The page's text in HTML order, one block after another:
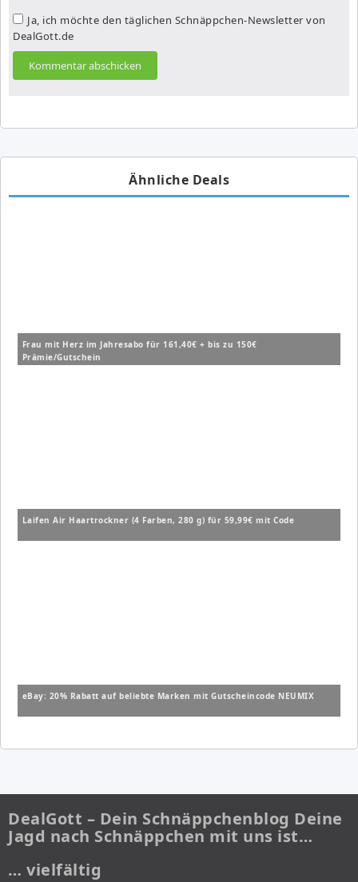
Ja, ich möchte den täglichen Schnäppchen-Newsletter von
DealGott.de
Ähnliche Deals
Frau mit Herz im Jahresabo für 161,40€ + bis zu 150€
Prämie/Gutschein
Laifen Air Haartrockner (4 Farben, 280 g) für 59,99€ mit Code
eBay: 20% Rabatt auf beliebte Marken mit Gutscheincode NEUMIX
DealGott – Dein Schnäppchenblog Deine
Jagd nach Schnäppchen mit uns ist…
… vielfältig